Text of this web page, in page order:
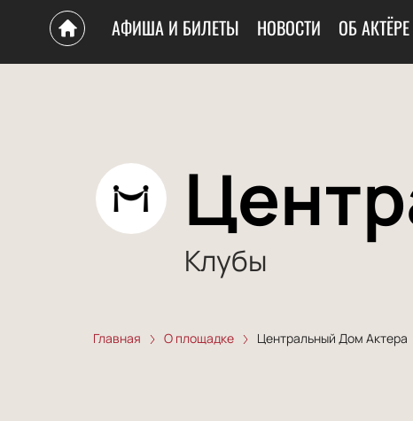
АФИША И БИЛЕТЫ НОВОСТИ ОБ АКТЁРЕ
Клубы
Главная О площадке Центральный Дом Актера